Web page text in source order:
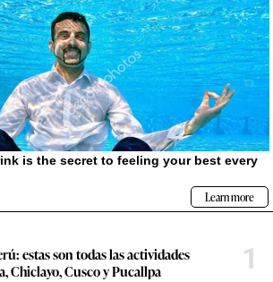
estas son todas las actividades
Chiclayo, Cusco y Pucallpa
1